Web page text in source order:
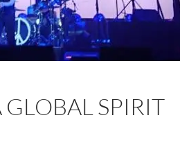
SPIRIT